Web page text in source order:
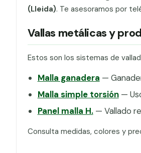
(Lleida). Te asesoramos por
Vallas metálicas y
Estos son los sistemas de
Malla ganadera —
Malla simple torsión—
Panel malla H.— Vallado
Consulta medidas, colores y